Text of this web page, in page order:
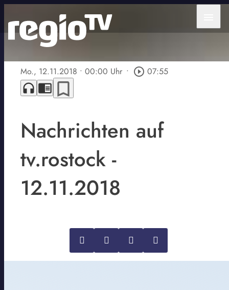
Mo., 12.11.2018 • 00:00 Uhr • play_circle_outline 07:55
headphones chrome_reader_mode bookmark_border
Nachrichten auf
tv.rostock -
12.11.2018